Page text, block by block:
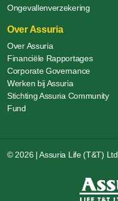
Ongevallenverzekering
Over Assuria
Over Assuria
Financiële Rapportages
Corporate Governance
Werken bij Assuria
Stichting Assuria Community
Fund
© 2026 | Assuria Life (T&T) Ltd.